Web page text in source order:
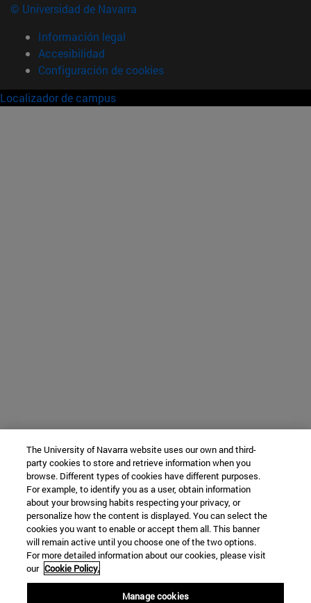
© Universidad de Navarra
Información legal
Accesibilidad
Configuración de cookies
Localizador de campus
The University of Navarra website uses our own and third-
party cookies to store and retrieve information when you
browse. Different types of cookies have different purposes.
For example, to identify you as a user, obtain information
about your browsing habits respecting your privacy, or
personalize how the content is displayed. You can select the
cookies you want to enable or accept them all. This banner
will remain active until you choose one of the two options.
For more detailed information about our cookies, please visit
our Cookie Policy.
Manage cookies